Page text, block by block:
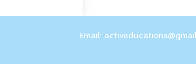
Email: